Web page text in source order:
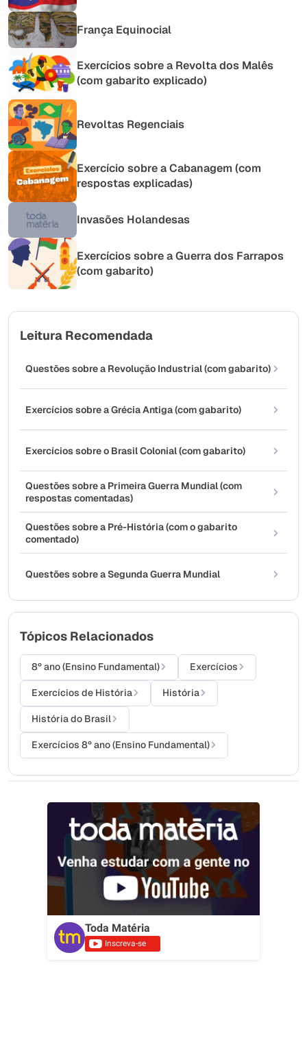
França Equinocial
Exercícios sobre a Revolta dos Malês
(com gabarito explicado)
Revoltas Regenciais
Exercício sobre a Cabanagem (com
respostas explicadas)
Invasões Holandesas
Exercícios sobre a Guerra dos Farrapos
(com gabarito)
Leitura Recomendada
Questões sobre a Revolução Industrial (com gabarito)
Exercícios sobre a Grécia Antiga (com gabarito)
Exercícios sobre o Brasil Colonial (com gabarito)
Questões sobre a Primeira Guerra Mundial (com
respostas comentadas)
Questões sobre a Pré-História (com o gabarito
comentado)
Questões sobre a Segunda Guerra Mundial
Tópicos Relacionados
8º ano (Ensino Fundamental) Exercícios
Exercícios de História História
História do Brasil
Exercícios 8º ano (Ensino Fundamental)
Toda Matéria
Inscreva-se